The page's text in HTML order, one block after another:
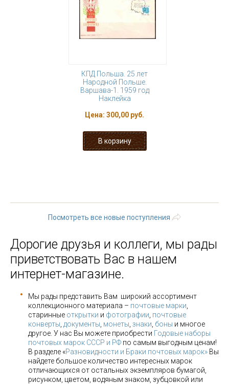
КПД Польша. 25 лет
Народной Польше.
Варшава-1. 1959 год
Наклейка
Цена: 300,00 руб.
Посмотреть все новые поступления
Дорогие друзья и коллеги, мы рады
приветствовать Вас в нашем
интернет-магазине.
Мы рады представить Вам широкий ассортимент
коллекционного материала – почтовые марки
старинные открытки и фотографии почтовые
конверты документы монеты знаки боны и многое
другое. У нас Вы можете приобрести Годовые наборы
почтовых марок СССР и РФ по самым выгодным ценам!
В разделе «Разновидности и Браки почтовых марок» Вы
найдете большое количество интересных марок
отличающихся от остальных экземпляров бумагой,
рисунком, цветом, водяным знаком, зубцовкой или